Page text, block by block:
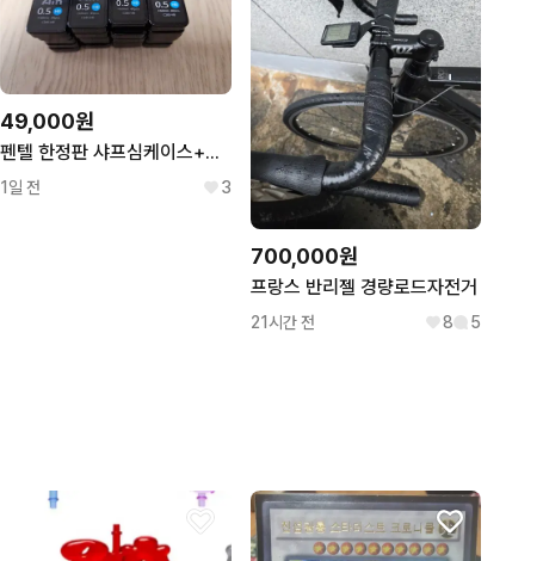
49,000원
펜텔 한정판 샤프심케이스+샤프심 20통 팝니다
1일 전 3
700,000원
프랑스 반리젤 경량로드자전거
21시간 전 8 5